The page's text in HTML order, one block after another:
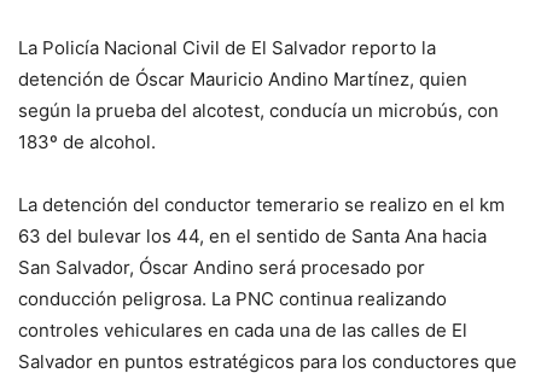
La Policía Nacional Civil de El Salvador reporto la
detención de Óscar Mauricio Andino Martínez, quien
según la prueba del alcotest, conducía un microbús, con
183º de alcohol.
La detención del conductor temerario se realizo en el km
63 del bulevar los 44, en el sentido de Santa Ana hacia
San Salvador, Óscar Andino será procesado por
conducción peligrosa. La PNC continua realizando
controles vehiculares en cada una de las calles de El
Salvador en puntos estratégicos para los conductores que